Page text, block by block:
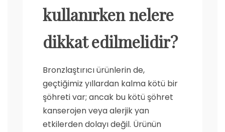
kullanırken nelere
dikkat edilmelidir?
Bronzlaştırıcı ürünlerin de,
geçtiğimiz yıllardan kalma kötü bir
şöhreti var; ancak bu kötü şöhret
kanserojen veya alerjik yan
etkilerden dolayı değil. Ürünün